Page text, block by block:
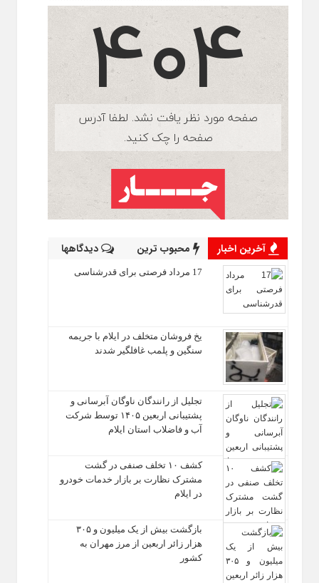
آخرین اخبار محبوب ترین دیدگاهها
17 مرداد فرصتی برای قدرشناسی
یخ‌ فروشان متخلف در ایلام با جریمه
سنگین و پلمب غافلگیر شدند
تجلیل از رانندگان ناوگان آبرسانی و
پشتیبانی اربعین ۱۴۰۵ توسط شرکت
آب و فاضلاب استان ایلام
کشف ۱۰ تخلف صنفی در گشت
مشترک نظارت بر بازار خدمات خودرو
در ایلام
بازگشت بیش از یک میلیون و ۳۰۵
هزار زائر اربعین از مرز مهران به
کشور